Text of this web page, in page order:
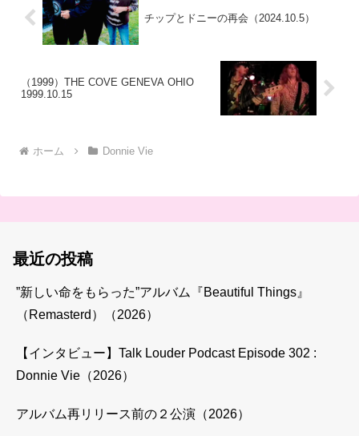
チップとドニーの再会（2024.10.5）
（1999）THE COVE GENEVA OHIO
1999.10.15
ホーム Donnie Vie
最近の投稿
”新しい命をもらった”アルバム『Beautiful Things』
（Remasterd）（2026）
【インタビュー】Talk Louder Podcast Episode 302 :
Donnie Vie（2026）
アルバム再リリース前の２公演（2026）